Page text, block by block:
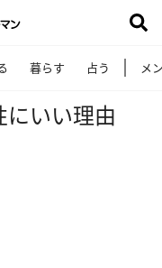
暮らす 占う メ
いい理由